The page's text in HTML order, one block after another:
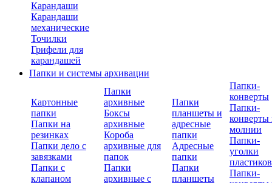
Карандаши
Карандаши
механические
Точилки
Грифели для
карандашей
Папки и системы архивации
Картонные
папки
Папки на
резинках
Папки дело с
завязками
Папки с
клапаном
Папки
архивные
Боксы
архивные
Короба
архивные для
папок
Папки
архивные с
Папки
планшеты и
адресные
папки
Адресные
папки
Папки
планшеты
Папки-
конверты
Папки-
конверты
молнии
Папки-
уголки
Папки-